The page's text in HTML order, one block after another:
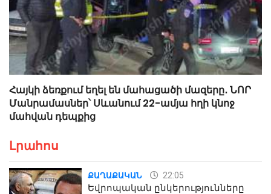
Հայկի ձեռքում եղել են մահացածի մազերը․ ՆՈՐ
Մանրամասներ՝ Սևանում 22-ամյա հղի կնոջ
մահվան դեպքից
Լրահոս
ՔԱՂԱՔԱԿԱՆ 22:05
Եվրոպական ընկերությունները